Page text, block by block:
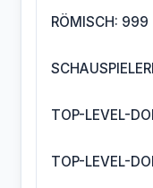
RÖMISCH: 999
TOP-LEVEL-
TOP-LEVEL-